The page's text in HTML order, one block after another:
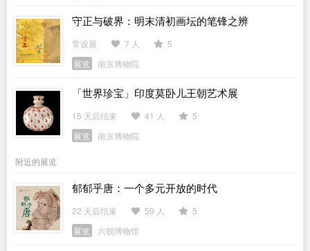
守正与破界：明末清初画坛的笔锋之辨
常设展 7 人
5
展览
南京博物院
「世界珍宝」印度莫卧儿王朝艺术展
15 天后结束 41 人
5
展览
南京博物院
附近的展览
郁郁乎唐：一个多元开放的时代
22 天后结束 59 人
5
展览
六朝博物馆